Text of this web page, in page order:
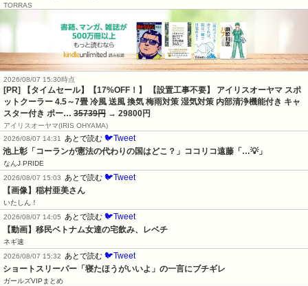
TORRAS
2026/08/07 15:30時点
[PR] 【タイムセール】【17%OFF！】 【設置工事不要】 アイリスオーヤマ スポ
ットクーラー 4.5～7畳 冷風 送風 換気 梅雨対策 湿気対策 内部清浄機能付き キャ
スター付き ポー… 35739円 → 29800円
アイリスオーヤマ(IRIS OHYAMA)
2026/08/07 14:31
あとで読む 🐦Tweet
池上彰「コーランが憲法の代わりの国はどこ？」ココリコ遠藤「…💡」
なんJ PRIDE
2026/08/07 15:03
あとで読む 🐦Tweet
【画像】稲村亜美さん
いたしん！
2026/08/07 14:05
あとで読む 🐦Tweet
【動画】移民ベトナム女達の宅飲み、レベチ
ネギ速
2026/08/07 15:32
あとで読む 🐦Tweet
ショートスリーパー「寝たほうがいいよ」の一言にブチギレ
ガールズVIPまとめ